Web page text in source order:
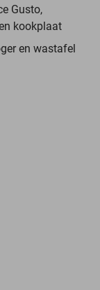
Gusto,
kookplaat
en wastafel